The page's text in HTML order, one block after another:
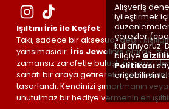
Alışveriş
iyileştirmek
çerezler
kullanıyoruz.
bilgiye
Politikası
erişebilirsiniz.
Işıltını İris ile Keşfet
Takı, sadece bir aksesuar değil;
yansımasıdır. İris Jewelrysolarak,
zamansız zarafetle buluşturuyoruz.
sanatı bir araya getirerek size özel
tasarlandı. Kendinizi şımartmanın
unutulmaz bir hediye vermenin en